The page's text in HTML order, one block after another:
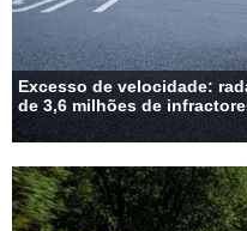
Excesso de velocidade:
de 3,6 milhões de